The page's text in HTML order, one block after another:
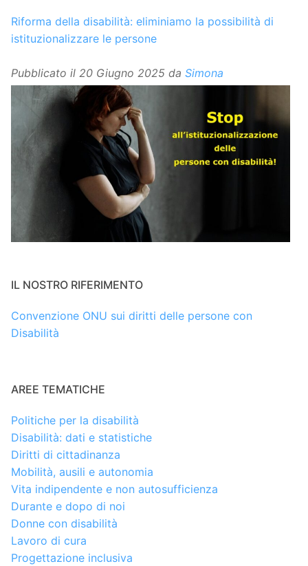
Riforma della disabilità: eliminiamo la possibilità di
istituzionalizzare le persone
Pubblicato il 20 Giugno 2025 da Simona
IL NOSTRO RIFERIMENTO
Convenzione ONU sui diritti delle persone con
Disabilità
AREE TEMATICHE
Politiche per la disabilità
Disabilità: dati e statistiche
Diritti di cittadinanza
Mobilità, ausili e autonomia
Vita indipendente e non autosufficienza
Durante e dopo di noi
Donne con disabilità
Lavoro di cura
Progettazione inclusiva